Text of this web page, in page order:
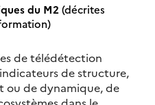
du M2(décrites
de télédétection
de structure,
ou de dynamique, de